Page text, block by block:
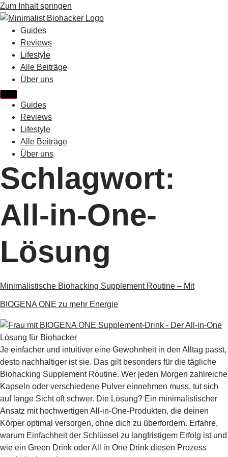
Zum Inhalt springen
Guides
Reviews
Lifestyle
Alle Beiträge
Über uns
Guides
Reviews
Lifestyle
Alle Beiträge
Über uns
Schlagwort:
All-in-One-
Lösung
Minimalistische Biohacking Supplement Routine – Mit
BIOGENA ONE zu mehr Energie
Je einfacher und intuitiver eine Gewohnheit in den Alltag passt,
desto nachhaltiger ist sie. Das gilt besonders für die tägliche
Biohacking Supplement Routine. Wer jeden Morgen zahlreiche
Kapseln oder verschiedene Pulver einnehmen muss, tut sich
auf lange Sicht oft schwer. Die Lösung? Ein minimalistischer
Ansatz mit hochwertigen All-in-One-Produkten, die deinen
Körper optimal versorgen, ohne dich zu überfordern. Erfahre,
warum Einfachheit der Schlüssel zu langfristigem Erfolg ist und
wie ein Green Drink oder All in One Drink diesen Prozess